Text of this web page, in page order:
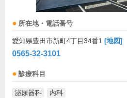
所在地・電話番号
愛知県豊田市新町4丁目34番1 [地図]
0565-32-3101
診療科目
泌尿器科 内科